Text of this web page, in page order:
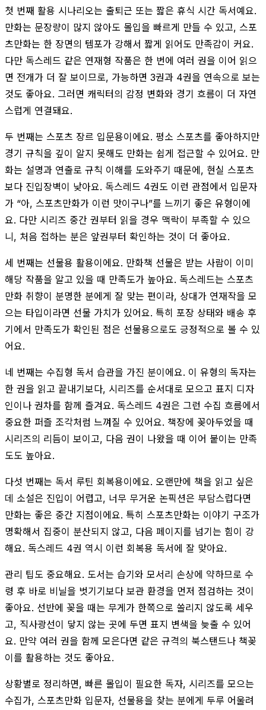
첫 번째 활용 시나리오는 출퇴근 또는 짧은 휴식 시간 독서예요.
만화는 문장량이 많지 않아도 몰입을 빠르게 만들 수 있고, 스포
츠만화는 한 장면의 템포가 강해서 짧게 읽어도 만족감이 커요.
다만 독스레드 같은 연재형 작품은 한 번에 여러 권을 이어 읽으
면 전개가 더 잘 보이므로, 가능하면 3권과 4권을 연속으로 보는
것도 좋아요. 그러면 캐릭터의 감정 변화와 경기 흐름이 더 자연
스럽게 연결돼요.
두 번째는 스포츠 장르 입문용이에요. 평소 스포츠를 좋아하지만
경기 규칙을 깊이 알지 못해도 만화는 쉽게 접근할 수 있어요. 만
화는 설명과 연출로 규칙 이해를 도와주기 때문에, 현실 스포츠
보다 진입장벽이 낮아요. 독스레드 4권도 이런 관점에서 입문자
가 “아, 스포츠만화가 이런 맛이구나”를 느끼기 좋은 유형이에
요. 다만 시리즈 중간 권부터 읽을 경우 맥락이 부족할 수 있으
니, 처음 접하는 분은 앞권부터 확인하는 것이 더 좋아요.
세 번째는 선물용 활용이에요. 만화책 선물은 받는 사람이 이미
해당 작품을 알고 있을 때 만족도가 높아요. 독스레드는 스포츠
만화 취향이 분명한 분에게 잘 맞는 편이라, 상대가 연재작을 모
으는 타입이라면 선물 가치가 있어요. 특히 포장 상태와 배송 후
기에서 만족도가 확인된 점은 선물용으로도 긍정적으로 볼 수 있
어요.
네 번째는 수집형 독서 습관을 가진 분이에요. 이 유형의 독자는
한 권을 읽고 끝내기보다, 시리즈를 순서대로 모으고 표지 디자
인이나 권차를 함께 즐겨요. 독스레드 4권은 그런 수집 흐름에서
중요한 퍼즐 조각처럼 느껴질 수 있어요. 책장에 꽂아두었을 때
시리즈의 리듬이 보이고, 다음 권이 나왔을 때 이어 붙이는 만족
도도 높아요.
다섯 번째는 독서 루틴 회복용이에요. 오랜만에 책을 읽고 싶은
데 소설은 진입이 어렵고, 너무 무거운 논픽션은 부담스럽다면
만화는 좋은 중간 지점이에요. 특히 스포츠만화는 이야기 구조가
명확해서 집중이 분산되지 않고, 다음 페이지를 넘기는 힘이 강
해요. 독스레드 4권 역시 이런 회복용 독서에 잘 맞아요.
관리 팁도 중요해요. 도서는 습기와 모서리 손상에 약하므로 수
령 후 바로 비닐을 벗기기보다 보관 환경을 먼저 점검하는 것이
좋아요. 선반에 꽂을 때는 무게가 한쪽으로 쏠리지 않도록 세우
고, 직사광선이 닿지 않는 곳에 두면 표지 변색을 늦출 수 있어
요. 만약 여러 권을 함께 모은다면 같은 규격의 북스탠드나 책꽂
이를 활용하는 것도 좋아요.
상황별로 정리하면, 빠른 몰입이 필요한 독자, 시리즈를 모으는
수집가, 스포츠만화 입문자, 선물용을 찾는 분에게 두루 어울려